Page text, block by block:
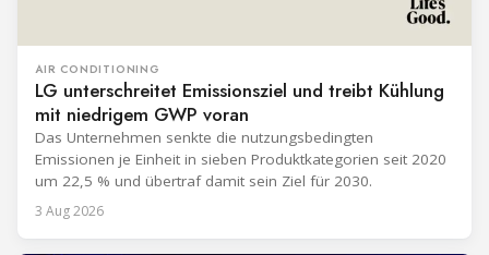
AIR CONDITIONING
LG unterschreitet Emissionsziel und treibt Kühlung
mit niedrigem GWP voran
Das Unternehmen senkte die nutzungsbedingten
Emissionen je Einheit in sieben Produktkategorien seit 2020
um 22,5 % und übertraf damit sein Ziel für 2030.
3 Aug 2026